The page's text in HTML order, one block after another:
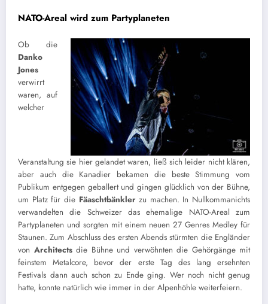
NATO-Areal wird zum Partyplaneten
Ob die
Danko
Jones
verwirrt
waren, auf
welcher
Veranstaltung sie hier gelandet waren, ließ sich leider nicht klären,
aber auch die Kanadier bekamen die beste Stimmung vom
Publikum entgegen geballert und gingen glücklich von der Bühne,
um Platz für dieFäaschtbänklerzu machen. In Nullkommanichts
verwandelten die Schweizer das ehemalige NATO-Areal zum
Partyplaneten und sorgten mit einem neuen 27 Genres Medley für
Staunen. Zum Abschluss des ersten Abends stürmten die Engländer
von Architectsdie Bühne und verwöhnten die Gehörgänge mit
feinstem Metalcore, bevor der erste Tag des lang ersehnten
Festivals dann auch schon zu Ende ging. Wer noch nicht genug
hatte, konnte natürlich wie immer in der Alpenhöhle weiterfeiern.